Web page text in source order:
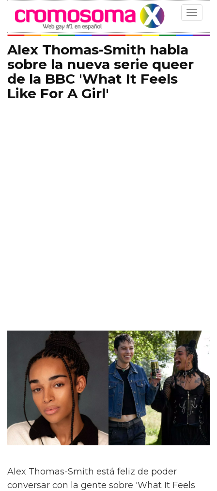
Toggle
Alex Thomas-Smith habla
sobre la nueva serie queer
de la BBC 'What It Feels
Like For A Girl'
Alex Thomas-Smith está feliz de poder
conversar con la gente sobre 'What It Feels